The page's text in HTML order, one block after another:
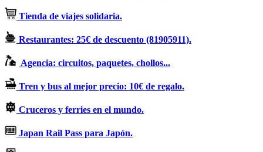
Tienda de viajes solidaria.
Restaurantes: 25€ de descuento (81905911).
Agencia: circuitos, paquetes, chollos...
Tren y bus al mejor precio: 10€ de regalo.
Cruceros y ferries en el mundo.
Japan Rail Pass para Japón.